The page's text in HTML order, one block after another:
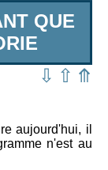
QUE
⇩ ⇧ ⤊
aujourd'hui, il
n'est au